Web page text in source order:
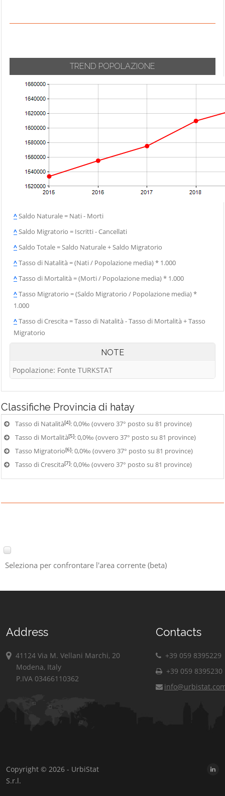
TREND POPOLAZIONE
^Saldo Naturale = Nati - Morti
^Saldo Migratorio = Iscritti - Cancellati
^Saldo Totale = Saldo Naturale + Saldo Migratorio
^Tasso di Natalità = (Nati / Popolazione media) * 1.000
^Tasso di Mortalità = (Morti / Popolazione media) * 1.000
^Tasso Migratorio = (Saldo Migratorio / Popolazione media) *
1.000
^Tasso di Crescita = Tasso di Natalità - Tasso di Mortalità + Tasso
Migratorio
NOTE
Popolazione: Fonte TURKSTAT
Classifiche Provincia di hatay
Tasso di Natalità[4]: 0,0‰ (ovvero 37° posto su 81 province)
Tasso di Mortalità[5]: 0,0‰ (ovvero 37° posto su 81 province)
Tasso Migratorio[6]: 0,0‰ (ovvero 37° posto su 81 province)
Tasso di Crescita[7]: 0,0‰ (ovvero 37° posto su 81 province)
Seleziona per confrontare l'area corrente (beta)
Address
41124 Via M. Vellani Marchi, 20
Modena, Italy
P.IVA 03466110362
Contacts
+39 059 8395229
+39 059 8395230
Copyright © 2026 - UrbiStat
S.r.l.